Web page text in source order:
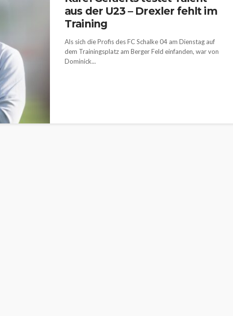
aus der U23 – Drexler fehlt im
Training
Als sich die Profis des FC Schalke 04 am Dienstag auf
dem Trainingsplatz am Berger Feld einfanden, war von
Dominick...